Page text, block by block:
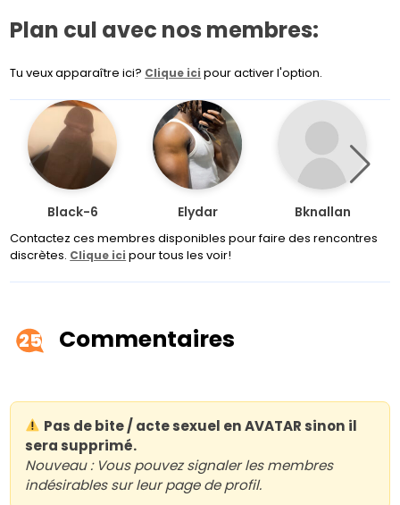
Plan cul avec nos membres:
Tu veux apparaître ici? Clique ici pour activer l'option.
Black-6 Elydar Bknallan
Contactez ces membres disponibles pour faire des rencontres
discrètes. Clique ici pour tous les voir!
25 Commentaires
Pas de bite / acte sexuel en AVATAR sinon il
sera supprimé.
Nouveau : Vous pouvez signaler les membres
indésirables sur leur page de profil.